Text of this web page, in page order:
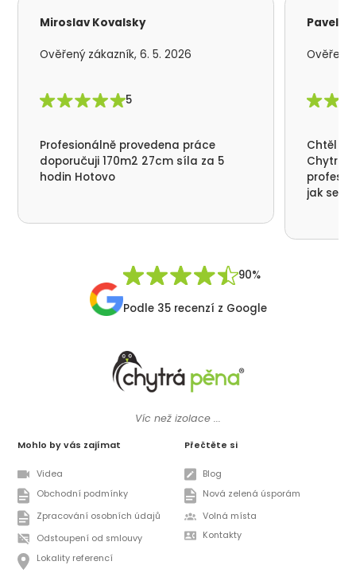
Miroslav Kovalsky
Ověřený zákazník, 6. 5. 2026
5
Profesionálně provedena práce
doporučuji 170m2 27cm síla za 5
hodin Hotovo
Pavel
Ověřený
Chtěl
Chytrá
jak se
90%
Podle 35 recenzí z Google
Víc než izolace ...
Mohlo by vás zajímat
Videa
Obchodní podmínky
Zpracování osobních údajů
Odstoupení od smlouvy
Lokality referencí
Přečtěte si
Blog
Nová zelená úsporám
Volná místa
Kontakty